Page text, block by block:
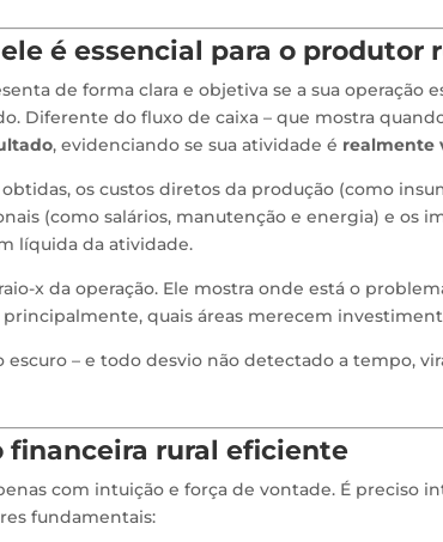
é essencial para o produtor
de forma clara e objetiva se a sua operação
Diferente do fluxo de caixa – que mostra
, evidenciando se sua atividade é realmente
os custos diretos da produção (como
(como salários, manutenção e energia) e os
líquida da atividade.
x da operação. Ele mostra onde está o
quais áreas merecem
– e todo desvio não detectado a tempo,
financeira rural eficiente
com intuição e força de vontade. É preciso
fundamentais: